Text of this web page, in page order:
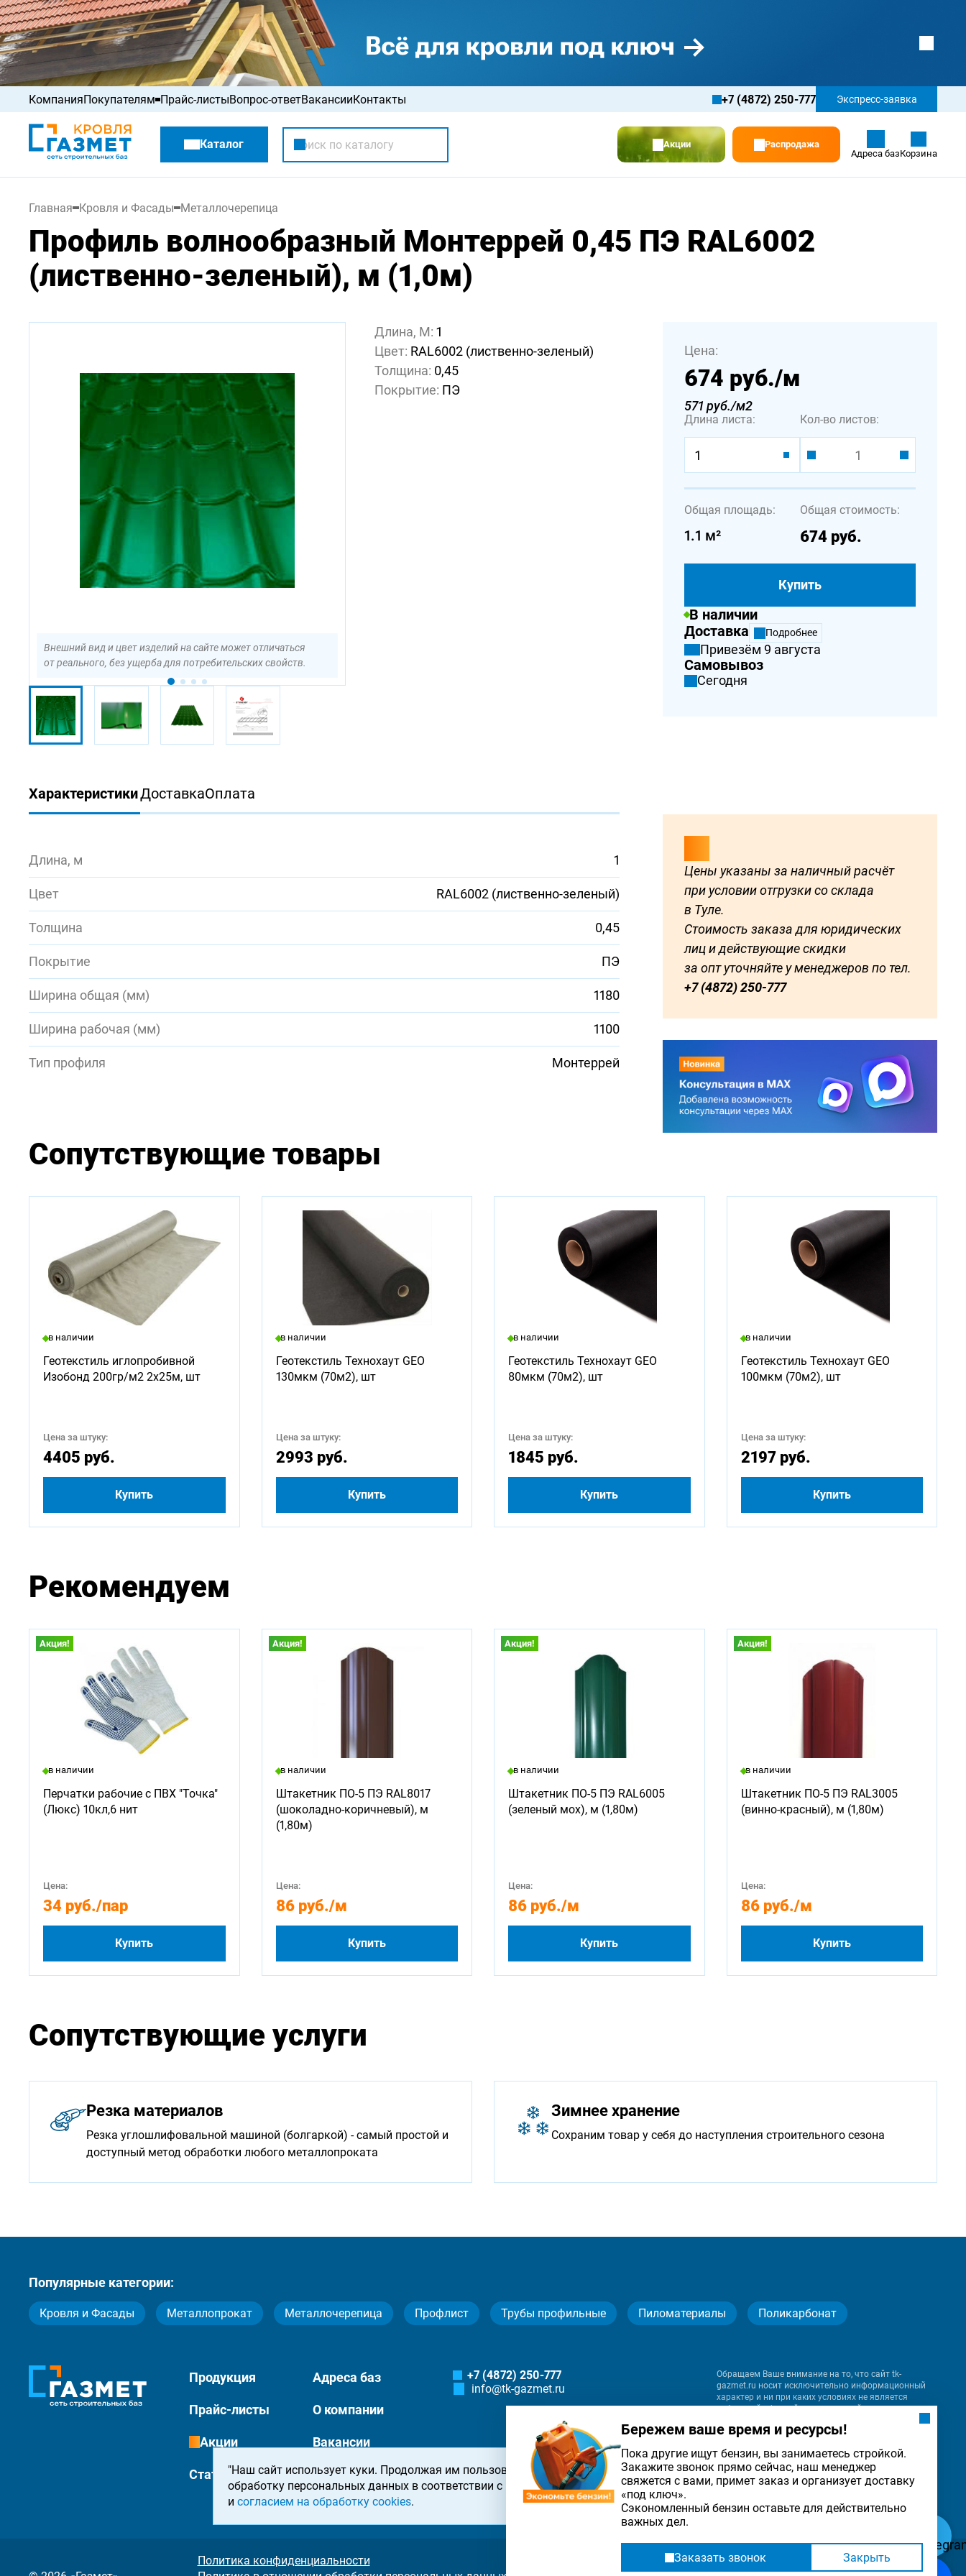
КомпанияПокупателям
Акции
Распродажа
Прайс-листыВопрос-ответВакансииКонтакты +7 (4872) 250-777 Экспресс-заявка
Каталог Акции
Распродажа
Адреса базКорзина
Главная Кровля и Фасады Металлочерепица
Профиль волнообразный Монтеррей 0,45 ПЭ RAL6002
(лиственно-зеленый), м (1,0м)
Внешний вид и цвет изделий на сайте может отличаться
от реального, без ущерба для потребительских свойств.
Длина, М: 1
Цвет: RAL6002 (лиственно-зеленый)
Толщина: 0,45
Покрытие: ПЭ
Цена:
674 руб./м
571 руб./м2
Длина листа:
1
Кол-во листов:
Общая площадь:
1.1 м²
Общая стоимость:
674 руб.
Купить
В наличии
Доставка
Подробнее
Привезём 9 августа
Самовывоз
Сегодня
ХарактеристикиДоставкаОплата
Длина, м 1
Цвет RAL6002 (лиственно-зеленый)
Толщина 0,45
Покрытие ПЭ
Ширина общая (мм) 1180
Ширина рабочая (мм) 1100
Тип профиля Монтеррей
Цены указаны за наличный расчёт
при условии отгрузки со склада
в Туле.
Стоимость заказа для юридических
лиц и действующие скидки
за опт уточняйте у менеджеров по тел.
+7 (4872) 250-777
Доступны для заказа:
500 1750 2000
3000 3250 4000 4500 4750
Сопутствующие товары
в наличии
Геотекстиль иглопробивной
Изобонд 200гр/м2 2х25м, шт
Цена за штуку:
4405 руб.
Купить
в наличии
Геотекстиль Технохаут GEO
130мкм (70м2), шт
Цена за штуку:
2993 руб.
Купить
в наличии
Геотекстиль Технохаут GEO
80мкм (70м2), шт
Цена за штуку:
1845 руб.
Купить
в наличии
Геотекстиль Технохаут GEO
100мкм (70м2), шт
Цена за штуку:
2197 руб.
Купить
Рекомендуем
Акция!
в наличии
Перчатки рабочие с ПВХ "Точка"
(Люкс) 10кл,6 нит
Цена:
34 руб./пар
Купить
Акция!
в наличии
Штакетник ПО-5 ПЭ RAL8017
(шоколадно-коричневый), м
(1,80м)
Цена:
86 руб./м
Купить
Акция!
в наличии
Штакетник ПО-5 ПЭ RAL6005
(зеленый мох), м (1,80м)
Цена:
86 руб./м
Купить
Акция!
в наличии
Штакетник ПО-5 ПЭ RAL3005
(винно-красный), м (1,80м)
Цена:
86 руб./м
Купить
Сопутствующие услуги
Резка материалов
Резка углошлифовальной машиной (болгаркой) - самый простой и
доступный метод обработки любого металлопроката
Зимнее хранение
Сохраним товар у себя до наступления строительного сезона
Популярные категории:
Кровля и Фасады Металлопрокат Металлочерепица Профлист Трубы профильные Пиломатериалы Поликарбонат
Продукция Адреса баз
Прайс-листы О компании
Акции Вакансии
Статьи Контакты
+7 (4872) 250-777
info@tk-gazmet.ru
Обращаем Ваше внимание на то, что сайт tk-
gazmet.ru носит исключительно информационный
характер и ни при каких условиях не является
публичной офертой, определяемой положениями
Федерации.
Политика конфиденциальности
"Наш сайт использует куки. Продолжая им пользоваться, вы соглашаетесь на
обработку персональных данных в соответствии с
политикой конфиденциальности
и согласием на обработку cookies.
ОК
Бережем ваше время и ресурсы!
Пока другие ищут бензин, вы занимаетесь стройкой.
Закажите звонок прямо сейчас, наш менеджер
свяжется с вами, примет заказ и организует доставку
«под ключ».
Сэкономленный бензин оставьте для действительно
важных дел.
Заказать звонок Закрыть